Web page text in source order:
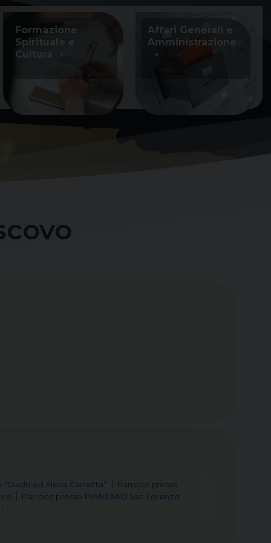
Formazione
Spirituale e
Cultura
Affari Generali e
Amministrazione
ed Elena Carretta” Parroco presso
Parroco presso PIANZANO San Lorenzo